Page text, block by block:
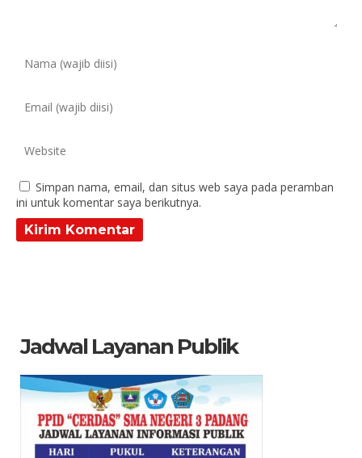
Simpan nama, email, dan situs web saya pada peramban
ini untuk komentar saya berikutnya.
Jadwal Layanan Publik